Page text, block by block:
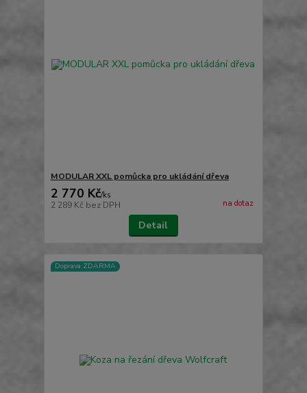
MODULAR XXL pomůcka pro ukládání dřeva
2 770 Kč/ks
2 289 Kč bez DPH na dotaz
Detail
Doprava ZDARMA